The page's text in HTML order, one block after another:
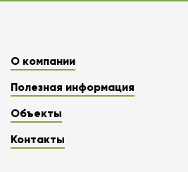
О компании
Полезная информация
Объекты
Контакты